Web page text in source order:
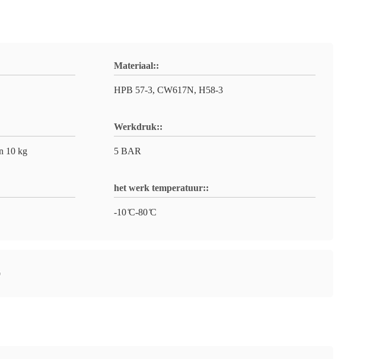
Materiaal::
HPB 57-3, CW617N, H58-3
10 kg
Werkdruk::
5 BAR
het werk temperatuur::
-10 ̊C-80 ̊C